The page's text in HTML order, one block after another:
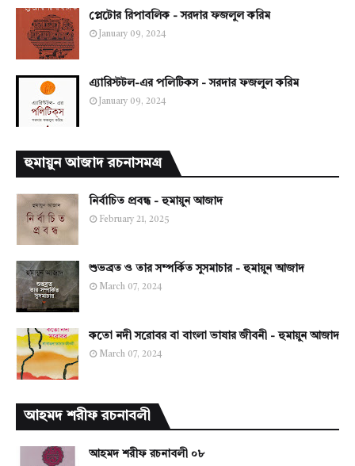
প্লেটোর রিপাবলিক - সরদার ফজলুল করিম
January 09, 2024
এ্যারিস্টটল-এর পলিটিকস - সরদার ফজলুল করিম
January 09, 2024
হুমায়ুন আজাদ রচনাসমগ্র
নির্বাচিত প্রবন্ধ - হুমায়ুন আজাদ
February 21, 2025
শুভব্রত ও তার সম্পর্কিত সুসমাচার - হুমায়ুন আজাদ
March 07, 2024
কতো নদী সরোবর বা বাংলা ভাষার জীবনী - হুমায়ুন আজাদ
March 07, 2024
আহমদ শরীফ রচনাবলী
আহমদ শরীফ রচনাবলী ০৮